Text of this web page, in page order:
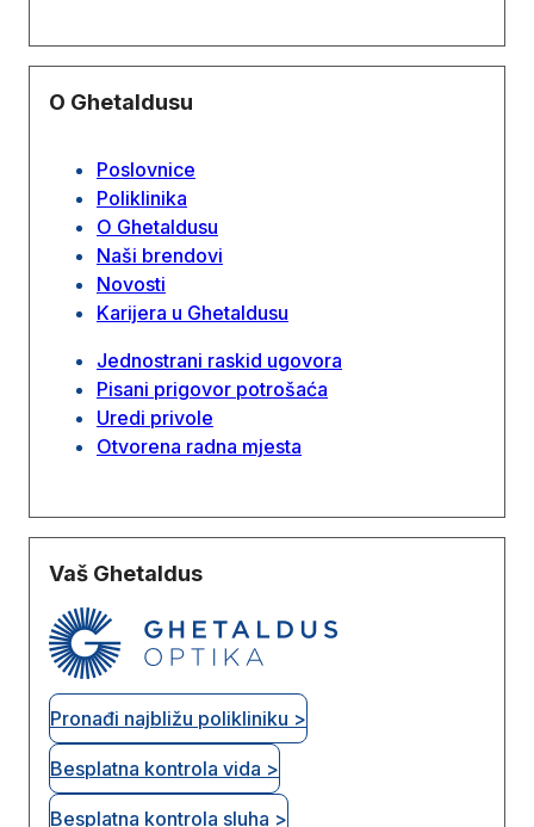
O Ghetaldusu
Poslovnice
Poliklinika
O Ghetaldusu
Naši brendovi
Novosti
Karijera u Ghetaldusu
Jednostrani raskid ugovora
Pisani prigovor potrošaća
Uredi privole
Otvorena radna mjesta
Vaš Ghetaldus
Pronađi najbližu polikliniku >
Besplatna kontrola vida >
Besplatna kontrola sluha >